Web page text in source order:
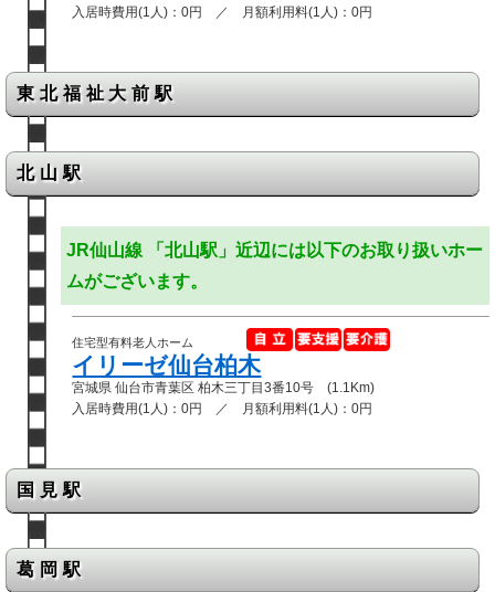
入居時費用(1人)：0円 ／ 月額利用料(1人)：0円
東北福祉大前駅
北山駅
JR仙山線 「北山駅」近辺には以下のお取り扱いホー
ムがございます。
住宅型有料老人ホーム
イリーゼ仙台柏木
宮城県 仙台市青葉区 柏木三丁目3番10号 (1.1Km)
入居時費用(1人)：0円 ／ 月額利用料(1人)：0円
国見駅
葛岡駅